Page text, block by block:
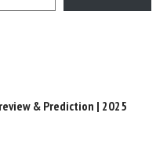
& Prediction | 2025